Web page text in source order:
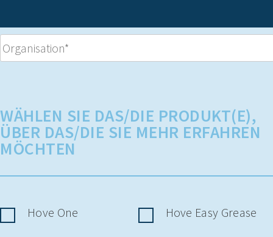
WÄHLEN SIE DAS/DIE PRODUKT(E),
ÜBER DAS/DIE SIE MEHR ERFAHREN
MÖCHTEN
Hove One Hove Easy Grease